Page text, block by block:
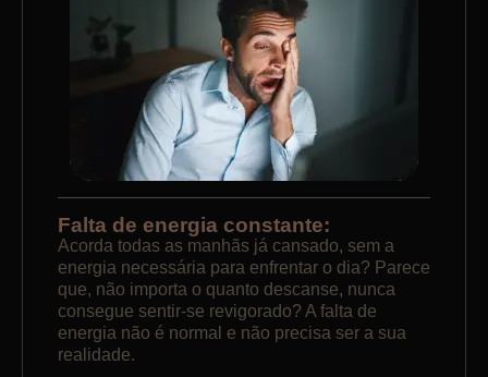
Falta de energia constante:
Acorda todas as manhãs já cansado, sem a
energia necessária para enfrentar o dia? Parece
que, não importa o quanto descanse, nunca
consegue sentir-se revigorado? A falta de
energia não é normal e não precisa ser a sua
realidade.